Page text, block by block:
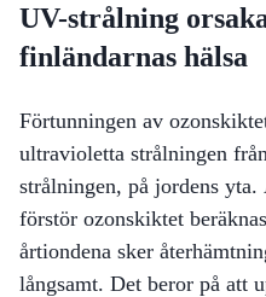
UV-strålning
finländarnas hälsa
Förtunningen av
ultravioletta strålningen
strålningen, på jordens
förstör ozonskiktet
årtiondena sker
långsamt. Det beror på att